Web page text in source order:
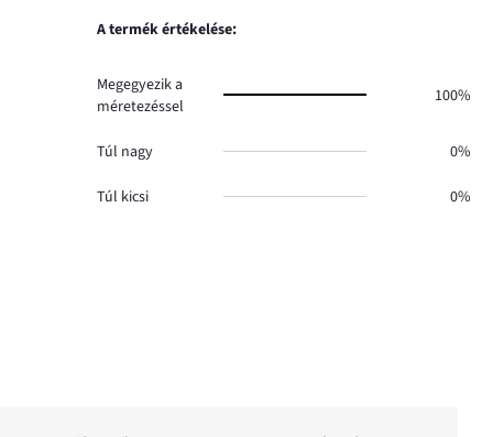
0.száma
A termék értékelése:
Megegyezik a
méretezéssel
100%
Túl nagy 0%
Túl kicsi 0%